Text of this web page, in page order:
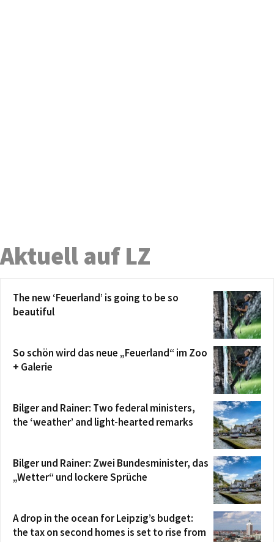
Aktuell auf LZ
The new ‘Feuerland’ is going to be so
beautiful
So schön wird das neue „Feuerland“ im Zoo
+ Galerie
Bilger and Rainer: Two federal ministers,
the ‘weather’ and light-hearted remarks
Bilger und Rainer: Zwei Bundesminister, das
„Wetter“ und lockere Sprüche
A drop in the ocean for Leipzig’s budget:
the tax on second homes is set to rise from